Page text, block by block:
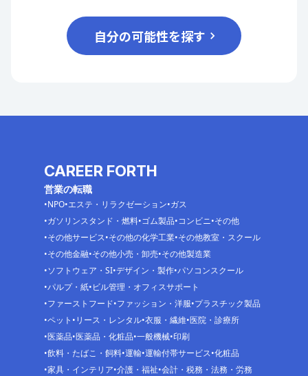
自分の可能性を探す
CAREER FORTH
営業の転職
NPO エステ・リラクゼーション ガス
ガソリンスタンド・燃料 ゴム製品 コンビニ その他
その他サービス その他の化学工業 その他教室・スクール
その他金融 その他小売・卸売 その他製造業
ソフトウェア・SI デザイン・製作 パソコンスクール
パルプ・紙 ビル管理・オフィスサポート
ファーストフード ファッション・洋服 プラスチック製品
ペット リース・レンタル 衣服・繊維 医院・診療所
医薬品 医薬品・化粧品 一般機械 印刷
飲料・たばこ・飼料 運輸 運輸付帯サービス 化粧品
家具・インテリア 介護・福祉 会計・税務・法務・労務